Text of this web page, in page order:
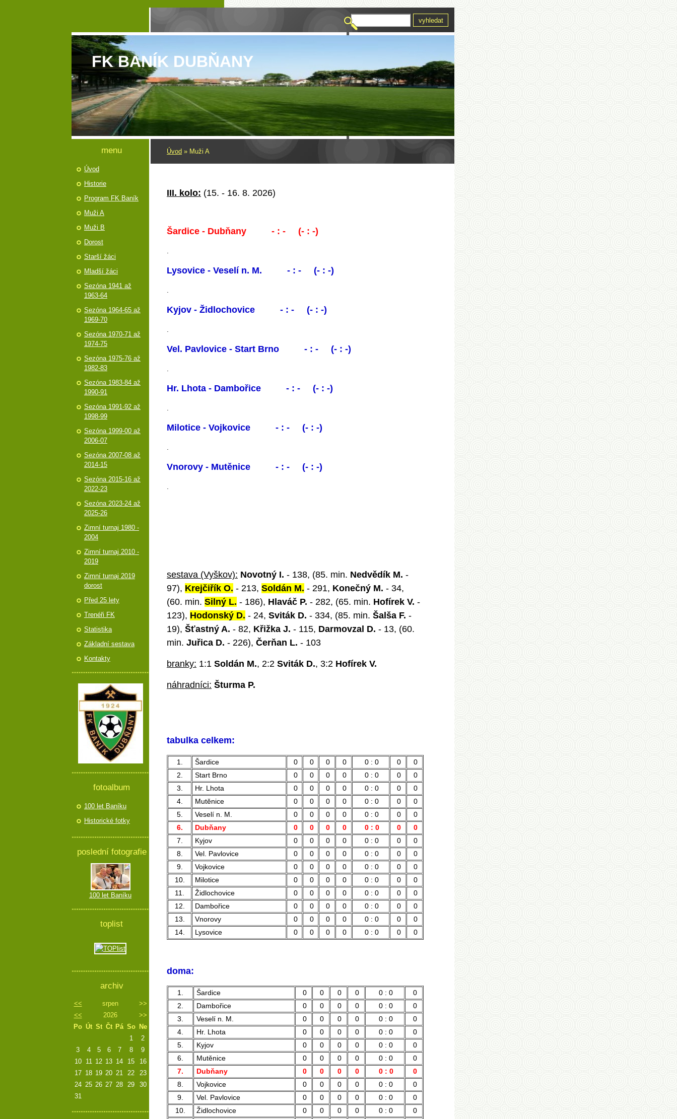
FK BANÍK DUBŇANY
Úvod » Muži A
III. kolo: (15. - 16. 8. 2026)
Šardice - Dubňany - : - (- : -)
Lysovice - Veselí n. M. - : - (- : -)
Kyjov - Židlochovice - : - (- : -)
Vel. Pavlovice - Start Brno - : - (- : -)
Hr. Lhota - Dambořice - : - (- : -)
Milotice - Vojkovice - : - (- : -)
Vnorovy - Mutěnice - : - (- : -)
sestava (Vyškov): Novotný I. - 138, (85. min. Nedvědík M. -
97), Krejčiřík O. - 213, Soldán M. - 291, Konečný M. - 34,
(60. min. Silný L. - 186), Hlaváč P. - 282, (65. min. Hofírek V. -
123), Hodonský D. - 24, Sviták D. - 334, (85. min. Šalša F. -
19), Šťastný A. - 82, Křižka J. - 115, Darmovzal D. - 13, (60.
min. Juřica D. - 226), Čerňan L. - 103
branky: 1:1 Soldán M., 2:2 Sviták D., 3:2 Hofírek V.
náhradníci: Šturma P.
tabulka celkem:
1. Šardice 0 0 0 0 0 : 0 0
0
2.
Start Brno 0 0 0 0 0 : 0 0
0
3.
Hr. Lhota 0 0 0 0 0 : 0 0
0
4.
Mutěnice 0 0 0 0 0 : 0 0
0
5.
Veselí n. M. 0 0 0 0 0 : 0 0
0
6.
Dubňany 0 0 0 0 0 : 0 0
0
7.
Kyjov 0 0 0 0 0 : 0 0
0
8.
Vel. Pavlovice 0 0 0 0 0 : 0 0
0
9.
Vojkovice 0 0 0 0 0 : 0 0
0
10.
Milotice 0 0 0 0 0 : 0 0
0
11.
Židlochovice 0 0 0 0 0 : 0 0
0
12.
Dambořice 0 0 0 0 0 : 0 0
0
13.
Vnorovy 0 0 0 0 0 : 0 0
0
14.
Lysovice 0 0 0 0 0 : 0 0 0
doma:
1. Šardice 0 0 0 0 0 : 0
0
2.
Dambořice 0 0 0 0 0 : 0
0
3.
Veselí n. M. 0 0 0 0 0 : 0
0
4.
Hr. Lhota 0 0 0 0 0 : 0
0
5.
Kyjov 0 0 0 0 0 : 0
0
6.
Mutěnice 0 0 0 0 0 : 0
0
7.
Dubňany 0 0 0 0 0 : 0
0
8.
Vojkovice 0 0 0 0 0 : 0
0
9.
Vel. Pavlovice 0 0 0 0 0 : 0
0
10.
Židlochovice 0 0 0 0 0 : 0
0
menu
Úvod
Historie
Program FK Baník
Muži A
Muži B
Dorost
Starší žáci
Mladší žáci
Sezóna 1941 až
1963-64
Sezóna 1964-65 až
1969-70
Sezóna 1970-71 až
1974-75
Sezóna 1975-76 až
1982-83
Sezóna 1983-84 až
1990-91
Sezóna 1991-92 až
1998-99
Sezóna 1999-00 až
2006-07
Sezóna 2007-08 až
2014-15
Sezóna 2015-16 až
2022-23
Sezóna 2023-24 až
2025-26
Zimní turnaj 1980 -
2004
Zimní turnaj 2010 -
2019
Zimní turnaj 2019
dorost
Před 25 lety
Trenéři FK
Statistika
Základní sestava
Kontakty
fotoalbum
100 let Baníku
Historické fotky
poslední fotografie
100 let Baníku
toplist
archiv
<< srpen
>>
<<
2026
>>
Po Út St Čt Pá So
Ne
1
2
3
4 5 6 7 8
9
10
11 12 13 14 15
16
17 18 19 20 21 22
23
24 25 26 27 28 29
30
31